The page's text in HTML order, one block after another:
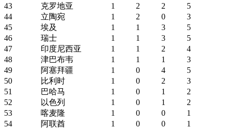
43
克罗地亚 1 2 2
5
44
立陶宛 1 2 0
3
45
埃及 1 1 3
5
46
瑞士 1 1 3
5
47
印度尼西亚 1 1 2
4
48
津巴布韦 1 1 1
3
49
阿塞拜疆 1 0 4
5
50
比利时 1 0 2
3
51
巴哈马 1 0 1
2
52
以色列 1 0 1
2
53
喀麦隆 1 0 0
1
54
阿联酋 1 0 0
1